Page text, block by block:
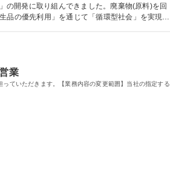
の開発に取り組んできました。廃棄物(原料)を回
品の優先利用」を通じて「循環型社会」を実現
業
ていただきます。【業務内容の変更範囲】当社の指定する